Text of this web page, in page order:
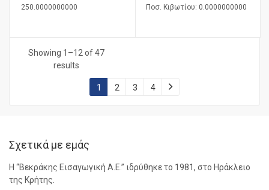
250.0000000000
Ποσ. Κιβωτίου: 0.0000000000
Showing 1–12 of 47
results
1 2 3 4
Σχετικά με εμάς
Η “Βεκράκης Εισαγωγική Α.Ε.” ιδρύθηκε το 1981, στο Ηράκλειο
της Κρήτης.